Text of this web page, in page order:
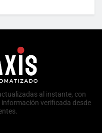
al instante, con
verificada desde